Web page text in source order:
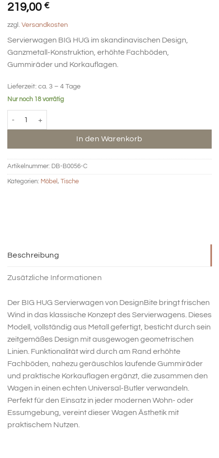
219,00 €
zzgl. Versandkosten
Servierwagen BIG HUG im skandinavischen Design,
Ganzmetall-Konstruktion, erhöhte Fachböden,
Gummiräder und Korkauflagen.
Lieferzeit: ca. 3 – 4 Tage
Nur noch 18 vorrätig
In den Warenkorb
Artikelnummer: DB-B0056-C
Kategorien: Möbel , Tische
Beschreibung
Zusätzliche Informationen
Der BIG HUG Servierwagen von DesignBite bringt frischen
Wind in das klassische Konzept des Servierwagens. Dieses
Modell, vollständig aus Metall gefertigt, besticht durch sein
zeitgemäßes Design mit ausgewogen geometrischen
Linien. Funktionalität wird durch am Rand erhöhte
Fachböden, nahezu geräuschlos laufende Gummiräder
und praktische Korkauflagen ergänzt, die zusammen den
Wagen in einen echten Universal-Butler verwandeln.
Perfekt für den Einsatz in jeder modernen Wohn- oder
Essumgebung, vereint dieser Wagen Ästhetik mit
praktischem Nutzen.